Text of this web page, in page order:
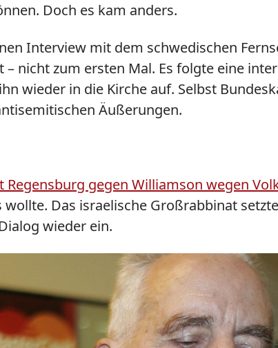
Doch es kam anders.
Interview mit dem schwedischen
nicht zum ersten Mal. Es folgte eine
wieder in die Kirche auf. Selbst
Äußerungen.
gegen Williamson wegen
Das israelische Großrabbinat
wieder ein.